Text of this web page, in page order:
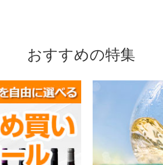
おすすめの特集